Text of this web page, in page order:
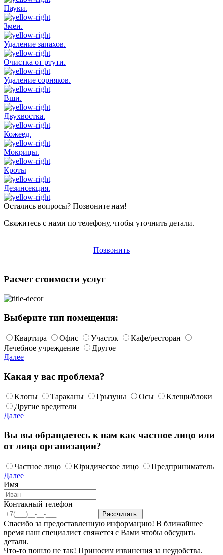
Пауки.
Змеи.
Удаление запахов.
Очистка от ртути.
Удаление сорняков.
Вши.
Двухвостка.
Кожеед.
Мокрицы.
Кроты
Дезинсекция.
Остались вопросы? Позвоните нам!
Свяжитесь с нами по телефону, чтобы уточнить детали.
Позвонить
Расчет стоимости услуг
Выберите тип помещения:
Квартира Офис Участок
Кафе/ресторан
Лечебное учреждение
Другое
Далее
Какая у вас проблема?
Клопы Тараканы Грызуны Осы
Клещи/блоки
Другие вредители
Далее
Вы вы обращаетесь к нам как частное лицо или
от лица организации?
Частное лицо Юридическое лицо
Предприниматель
Далее
Имя
Контакный телефон
Спасибо за предоставленную информацию! В ближайшее
время наш специалист свяжется с Вами чтобы обсудить
детали.
Что-то пошло не так! Приносим извинения за неудобства.